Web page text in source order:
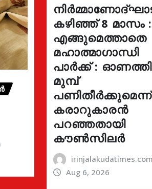
കഴിഞ്ഞ് 8 മാസം :
എങ്ങുമെത്താതെ
മഹാത്മാഗാന്ധി
പാർക്ക് :
മുമ്പ്
പണിതീർക്കുമെന്ന്
കരാറുകാരൻ
പറഞ്ഞതായി
കൗൺസിലർ
irinjalakudatimes.com
Aug 6, 2026